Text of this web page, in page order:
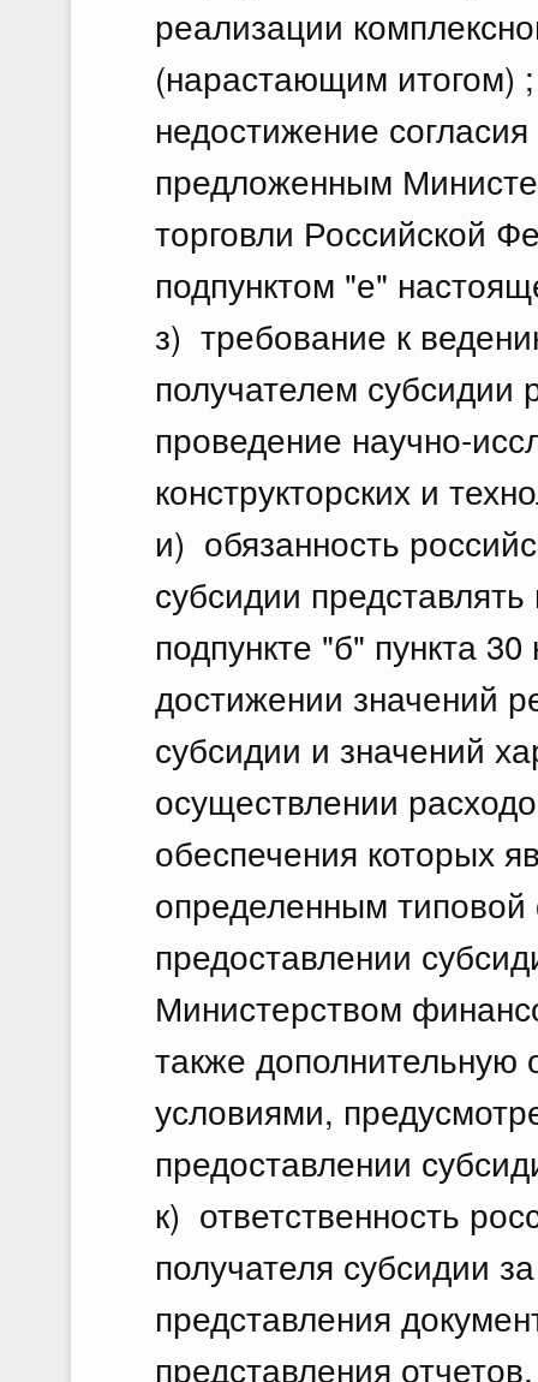
реализации
(нарастающим итогом) ;
недостижение
предложенным
торговли Российской
подпунктом "е"
з) требование к
получателем субсидии
проведение научно-
конструкторских и
и) обязанность
субсидии
подпункте "б" пункта
достижении значений
субсидии и значений
осуществлении
обеспечения которых
определенным
предоставлении
Министерством
также дополнительную
условиями,
предоставлении
к) ответственность
получателя субсидии
представления
представления